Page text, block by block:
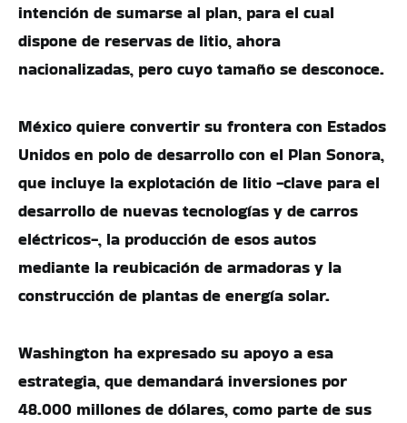
intención de sumarse al plan, para el cual
dispone de reservas de litio, ahora
nacionalizadas, pero cuyo tamaño se desconoce.
México quiere convertir su frontera con Estados
Unidos en polo de desarrollo con el Plan Sonora,
que incluye la explotación de litio -clave para el
desarrollo de nuevas tecnologías y de carros
eléctricos-, la producción de esos autos
mediante la reubicación de armadoras y la
construcción de plantas de energía solar.
Washington ha expresado su apoyo a esa
estrategia, que demandará inversiones por
48.000 millones de dólares, como parte de sus